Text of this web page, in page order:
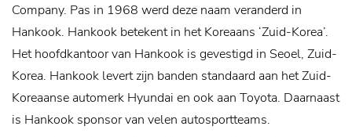
Company. Pas in 1968 werd deze naam veranderd in
Hankook. Hankook betekent in het Koreaans ‘Zuid-Korea’.
Het hoofdkantoor van Hankook is gevestigd in Seoel, Zuid-
Korea. Hankook levert zijn banden standaard aan het Zuid-
Koreaanse automerk Hyundai en ook aan Toyota. Daarnaast
is Hankook sponsor van velen autosportteams.